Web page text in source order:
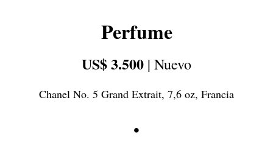
Perfume
US$ 3.500 | Nuevo
Chanel No. 5 Grand Extrait, 7,6 oz, Francia
•